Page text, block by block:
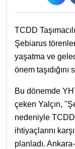
TCDD
Şebiarus
yaşatma ve
önem taşıdığını
Bu dönemde
çeken Yalçın,
nedeniyle TCDD
ihtiyaçlarını
planladı.